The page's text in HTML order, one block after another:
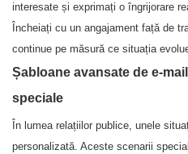
interesate și exprimați o îngrijorare
Încheiați cu un angajament față de
continue pe măsură ce situația
Șabloane avansate de e-
speciale
În lumea relațiilor publice, unele
personalizată. Aceste scenarii